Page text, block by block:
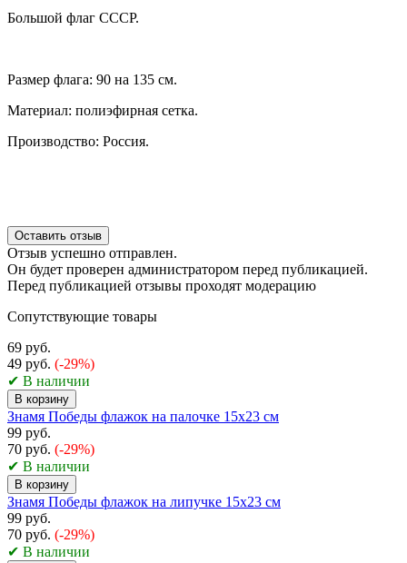
Большой флаг СССР.
Размер флага: 90 на 135 см.
Материал: полиэфирная сетка.
Производство: Россия.
Оставить отзыв
Отзыв успешно отправлен.
Он будет проверен администратором перед публикацией.
Перед публикацией отзывы проходят модерацию
Сопутствующие товары
69 руб.
49 руб. (-29%)
✔ В наличии
В корзину
Знамя Победы флажок на палочке 15х23 см
99 руб.
70 руб. (-29%)
✔ В наличии
В корзину
Знамя Победы флажок на липучке 15х23 см
99 руб.
70 руб. (-29%)
✔ В наличии